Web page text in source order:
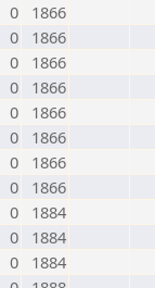
0
1866
0
1866
0
1866
0
1866
0
1866
0
1866
0
1866
0
1866
0
1884
0
1884
0
1884